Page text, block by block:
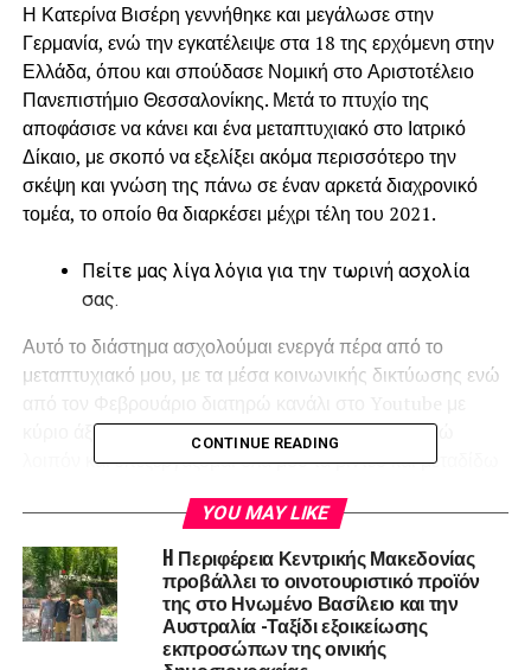
Η Κατερίνα Βισέρη γεννήθηκε και μεγάλωσε στην
Γερμανία, ενώ την εγκατέλειψε στα 18 της ερχόμενη στην
Ελλάδα, όπου και σπούδασε Νομική στο Αριστοτέλειο
Πανεπιστήμιο Θεσσαλονίκης. Μετά το πτυχίο της
αποφάσισε να κάνει και ένα μεταπτυχιακό στο Ιατρικό
Δίκαιο, με σκοπό να εξελίξει ακόμα περισσότερο την
σκέψη και γνώση της πάνω σε έναν αρκετά διαχρονικό
τομέα, το οποίο θα διαρκέσει μέχρι τέλη του 2021.
Πείτε μας λίγα λόγια για την τωρινή ασχολία
σας.
Αυτό το διάστημα ασχολούμαι ενεργά πέρα από το
μεταπτυχιακό μου, με τα μέσα κοινωνικής δικτύωσης ενώ
κύριο άξονα τις διατροφικές διαταραχές. Δημιουργώ
λοιπόν και επεξεργάζομαι όλα μου τα βίντεο και μεταδίδω
προσπαθώ που και που να γράφω το βιβλίο μου, σχετικά
με το ταξίδι της ανορεξίας, ενώ ταυτόχρονα συνεργάζομαι
ακόμα με πρακτορείο μοντέλων στη Θεσσαλονίκη.
Φροντίζετε να έχετε ελεύθερο χρόνο για τον
εαυτό σας;
CONTINUE READING
YOU MAY LIKE
H Περιφέρεια Κεντρικής Μακεδονίας
προβάλλει το οινοτουριστικό προϊόν
της στο Ηνωμένο Βασίλειο και την
Αυστραλία -Ταξίδι εξοικείωσης
εκπροσώπων της οινικής